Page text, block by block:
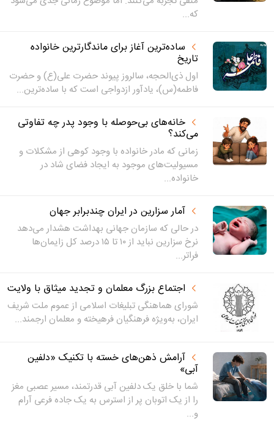
که...
ساده‌ترین آغاز برای ماندگارترین خانواده
تاریخ
اول ذی‌الحجه، سالروز پیوند حضرت علی(ع) و حضرت
فاطمه(س)، یادآور ازدواجی است که با ساده‌ترین...
خانه‌های بی‌حوصله با وجود پدر چه تفاوتی
می‌کند؟
زمانی که مادر خانواده با وجود کوهی از مشکلات و
مسیولیت‌های موجود به ایجاد فضای شاد در
خانواده...
آمار سزارین در ایران چندبرابر جهان
در حالی که سازمان جهانی بهداشت هشدار می‌دهد
نرخ سزارین نباید از ۱۰ تا ۱۵ درصد کل زایمان‌ها
فراتر...
اجتماع بزرگ معلمان و تجدید میثاق با ولایت
شورای هماهنگی تبلیغات اسلامی از عموم ملت شریف
ایران، به‌ویژه فرهنگیان فرهیخته و معلمان ارجمند...
آرامش ذهن‌های خسته با تکنیک «دلفین
آبی»
شما با خلق یک دلفین آبی قدرتمند، مسیر عصبی مغز
را از یک اتوبان پر از استرس به یک جاده فرعی آرام
و...